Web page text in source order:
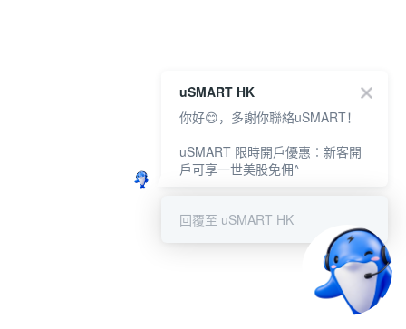
uSMART HK
你好😊，多謝你聯絡uSMART！
uSMART 限時開戶優惠︰新客開
戶可享一世美股免佣^
回覆至 uSMART HK